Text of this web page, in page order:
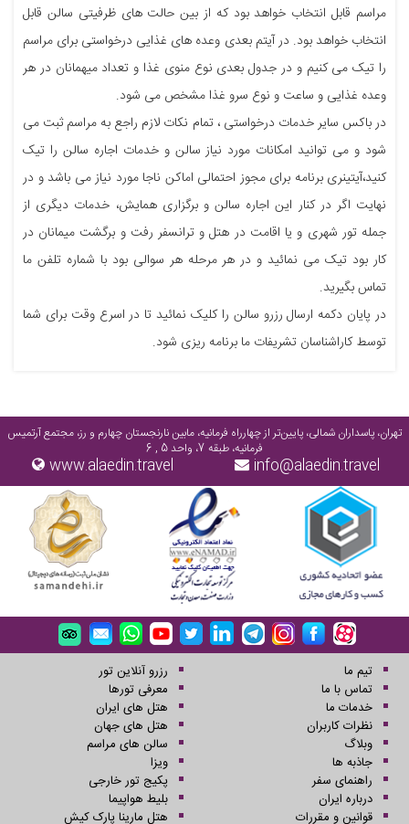
مراسم قابل انتخاب خواهد بود که از بین حالت های ظرفیتی سالن قابل
انتخاب خواهد بود. در آیتم بعدی وعده های غذایی درخواستی برای مراسم
را تیک می کنیم و در جدول بعدی نوع منوی غذا و تعداد میهمانان در هر
وعده غذایی و ساعت و نوع سرو غذا مشخص می شود.
در باکس سایر خدمات درخواستی ، تمام نکات لازم راجع به مراسم ثبت می
شود و می توانید امکانات مورد نیاز سالن و خدمات اجاره سالن را تیک
کنید،آیتینری برنامه برای مجوز احتمالی اماکن ناجا مورد نیاز می باشد و در
نهایت اگر در کنار این اجاره سالن و برگزاری همایش، خدمات دیگری از
جمله تور شهری و یا اقامت در هتل و ترانسفر رفت و برگشت میمانان در
کار بود تیک می نمائید و در هر مرحله هر سوالی بود با شماره تلفن ما
تماس بگیرید.
در پایان دکمه ارسال رزرو سالن را کلیک نمائید تا در اسرع وقت برای شما
توسط کاراشناسان تشریفات ما برنامه ریزی شود.
تهران، پاسداران شمالی، پایین‌تر از چهارراه فرمانیه، مابین نارنجستان چهارم و رز، مجتمع آرتمیس
فرمانیه، طبقه 7، واحد 5 , 6
info@alaedin.travel
www.alaedin.travel
تیم ما
تماس با ما
خدمات ما
نظرات کاربران
وبلاگ
جاذبه ها
راهنمای سفر
درباره ایران
قوانین و مقررات
رزرو آنلاین تور
معرفی تورها
هتل های ایران
هتل های جهان
سالن های مراسم
ویزا
پکیج تور خارجی
بلیط هواپیما
هتل مارینا پارک کیش